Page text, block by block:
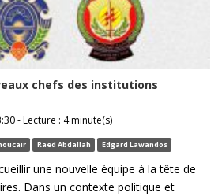
chefs des institutions
- Lecture : 4 minute(s)
Raëd Abdallah Edgard Lawandos
une nouvelle équipe à la tête de
Dans un contexte politique et